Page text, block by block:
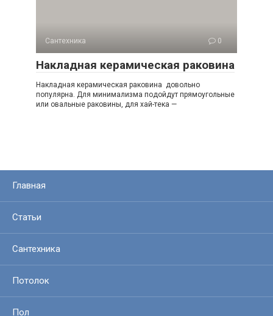
Сантехника 0
Накладная керамическая раковина
Накладная керамическая раковина довольно
популярна. Для минимализма подойдут прямоугольные
или овальные раковины, для хай-тека —
Главная
Статьи
Сантехника
Потолок
Пол